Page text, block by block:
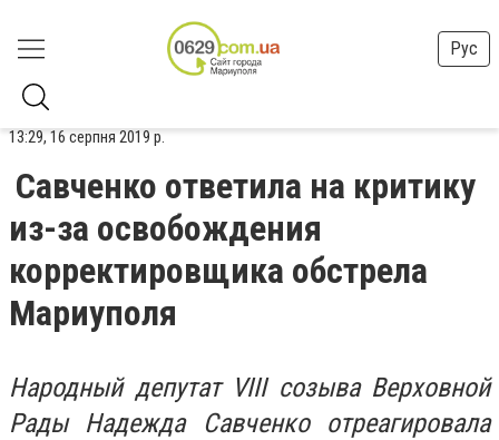
Рус
13:29, 16 серпня 2019 р.
Савченко ответила на критику
из-за освобождения
корректировщика обстрела
Мариуполя
Народный депутат VIII созыва Верховной
Рады Надежда Савченко отреагировала